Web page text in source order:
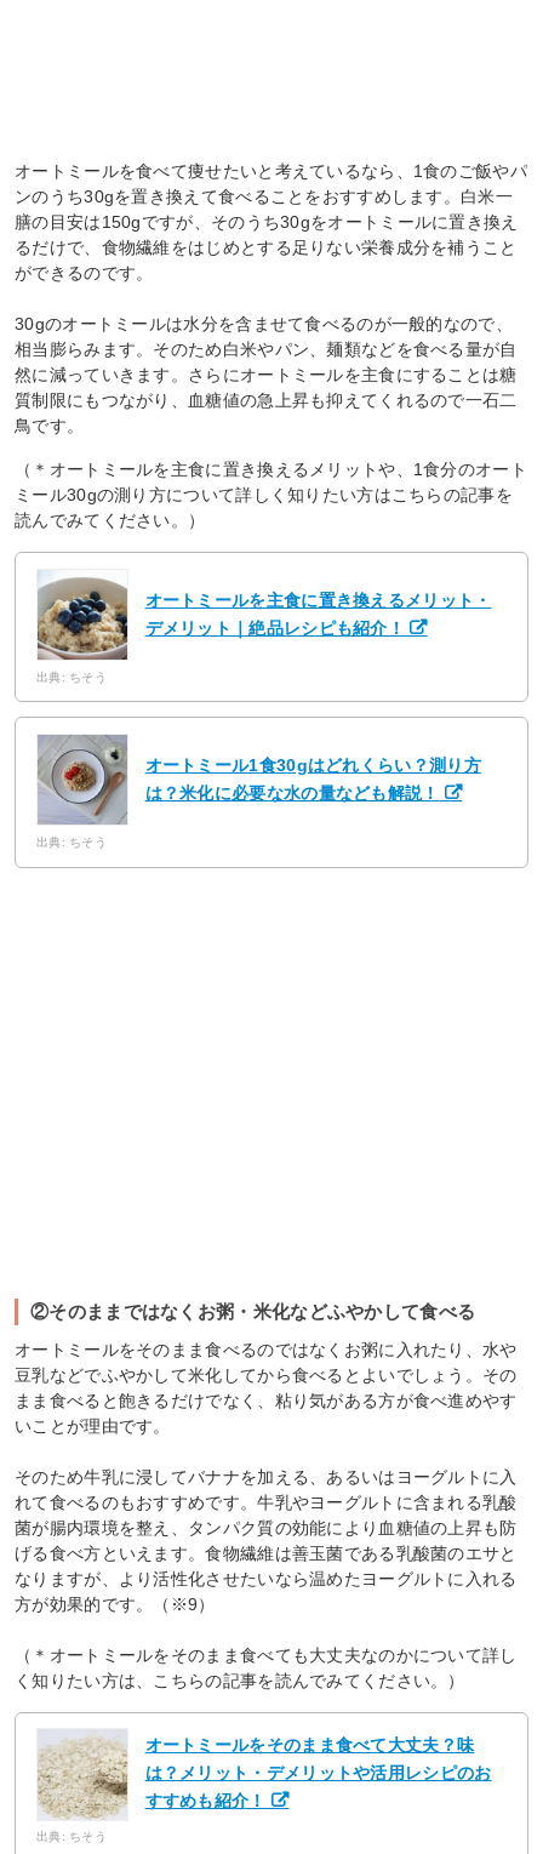
オートミールを食べて痩せたいと考えているなら、1食のご飯やパ
ンのうち30gを置き換えて食べることをおすすめします。白米一
膳の目安は150gですが、そのうち30gをオートミールに置き換え
るだけで、食物繊維をはじめとする足りない栄養成分を補うこと
ができるのです。
30gのオートミールは水分を含ませて食べるのが一般的なので、
相当膨らみます。そのため白米やパン、麺類などを食べる量が自
然に減っていきます。さらにオートミールを主食にすることは糖
質制限にもつながり、血糖値の急上昇も抑えてくれるので一石二
鳥です。
（＊オートミールを主食に置き換えるメリットや、1食分のオート
ミール30gの測り方について詳しく知りたい方はこちらの記事を
読んでみてください。）
オートミールを主食に置き換えるメリット・
デメリット｜絶品レシピも紹介！
出典: ちそう
オートミール1食30gはどれくらい？測り方
は？米化に必要な水の量なども解説！
出典: ちそう
②そのままではなくお粥・米化などふやかして食べる
オートミールをそのまま食べるのではなくお粥に入れたり、水や
豆乳などでふやかして米化してから食べるとよいでしょう。その
まま食べると飽きるだけでなく、粘り気がある方が食べ進めやす
いことが理由です。
そのため牛乳に浸してバナナを加える、あるいはヨーグルトに入
れて食べるのもおすすめです。牛乳やヨーグルトに含まれる乳酸
菌が腸内環境を整え、タンパク質の効能により血糖値の上昇も防
げる食べ方といえます。食物繊維は善玉菌である乳酸菌のエサと
なりますが、より活性化させたいなら温めたヨーグルトに入れる
方が効果的です。（※9）
（＊オートミールをそのまま食べても大丈夫なのかについて詳し
く知りたい方は、こちらの記事を読んでみてください。）
オートミールをそのまま食べて大丈夫？味
は？メリット・デメリットや活用レシピのお
すすめも紹介！
出典: ちそう